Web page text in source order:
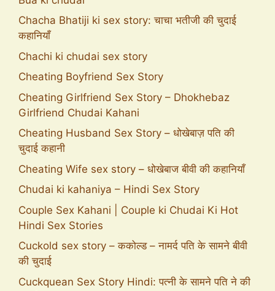
Chacha Bhatiji ki sex story: चाचा भतीजी की चुदाई
कहानियाँ
Chachi ki chudai sex story
Cheating Boyfriend Sex Story
Cheating Girlfriend Sex Story – Dhokhebaz
Girlfriend Chudai Kahani
Cheating Husband Sex Story – धोखेबाज़ पति की
चुदाई कहानी
Cheating Wife sex story – धोखेबाज बीवी की कहानियाँ
Chudai ki kahaniya – Hindi Sex Story
Couple Sex Kahani | Couple ki Chudai Ki Hot
Hindi Sex Stories
Cuckold sex story – ककोल्ड – नामर्द पति के सामने बीवी
की चुदाई
Cuckquean Sex Story Hindi: पत्नी के सामने पति ने की